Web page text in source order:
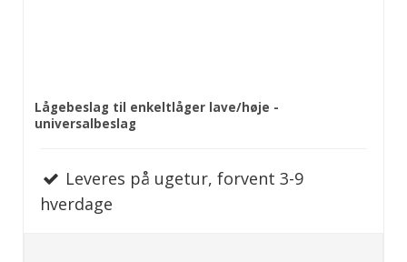
Lågebeslag til enkeltlåger lave/høje -
universalbeslag
Leveres på ugetur, forvent 3-9
hverdage